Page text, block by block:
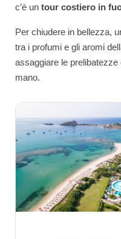
c’è un tour costiero in
Per chiudere in bellezza,
tra i profumi e gli aromi
assaggiare le
mano.